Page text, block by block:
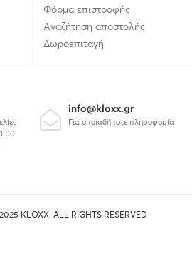
Φόρμα επιστροφής
Αναζήτηση αποστολής
Δωροεπιταγή
info@kloxx.gr
Για οποιαδήποτε πληροφορία
KLOXX. ALL RIGHTS RESERVED